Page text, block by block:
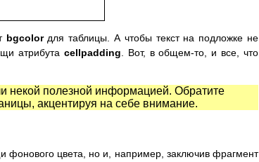
bgcolorдля таблицы. А чтобы текст на подложке не
атрибута cellpadding . Вот, в общем-то, и все, что
некой полезной информацией. Обратите
акцентируя на себе внимание.
фонового цвета, но и, например, заключив фрагмент